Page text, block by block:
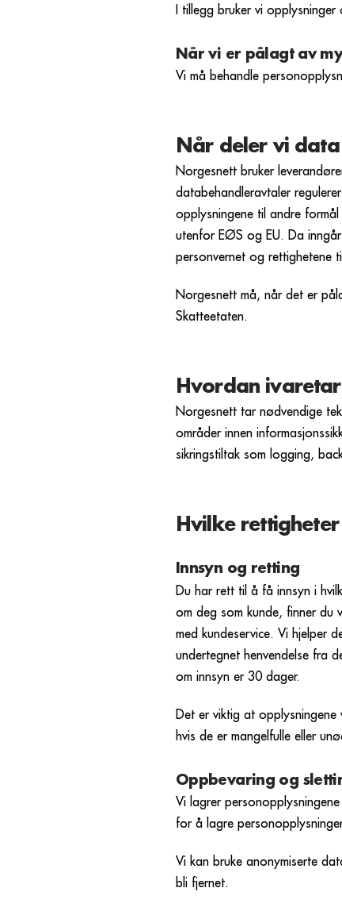
I tillegg bruker vi
Når vi er pålagt av
Vi må behandle
Når deler vi
Norgesnett bruker
databehandleravtaler
opplysningene til andre
utenfor EØS og EU. Da
personvernet og rettighetene
Norgesnett må, når det er
Skatteetaten.
Hvordan
Norgesnett tar nødvendige
områder innen
sikringstiltak som logging,
Hvilke
Innsyn og retting
Du har rett til å få innsyn i
om deg som kunde, finner du
med kundeservice. Vi hjelper
undertegnet henvendelse fra
om innsyn er 30 dager.
Det er viktig at
hvis de er mangelfulle eller
Oppbevaring og
Vi lagrer
for å lagre
Vi kan bruke anonymiserte
bli fjernet.